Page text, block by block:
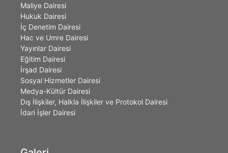
Maliye Dairesi
Hukuk Dairesi
İç Denetim Dairesi
Hac ve Umre Dairesi
Yayınlar Dairesi
Eğitim Dairesi
İrşad Dairesi
Sosyal Hizmetler Dairesi
Medya-Kültür Dairesi
Dış İlişkiler, Halkla İlişkiler ve Protokol Dairesi
İdari İşler Dairesi